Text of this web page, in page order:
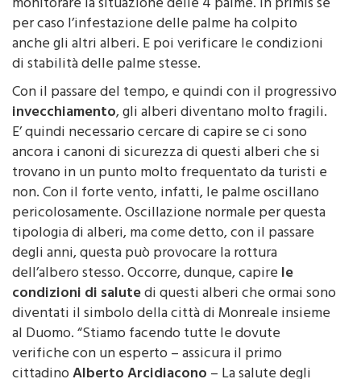
per caso l’infestazione delle palme ha colpito
anche gli altri alberi. E poi verificare le condizioni
di stabilità delle palme stesse.
Con il passare del tempo, e quindi con il progressivo
invecchiamento, gli alberi diventano molto fragili.
E’ quindi necessario cercare di capire se ci sono
ancora i canoni di sicurezza di questi alberi che si
trovano in un punto molto frequentato da turisti e
non. Con il forte vento, infatti, le palme oscillano
pericolosamente. Oscillazione normale per questa
tipologia di alberi, ma come detto, con il passare
degli anni, questa può provocare la rottura
dell’albero stesso. Occorre, dunque, capirele
condizioni di salutedi questi alberi che ormai sono
diventati il simbolo della città di Monreale insieme
al Duomo. “Stiamo facendo tutte le dovute
verifiche con un esperto – assicura il primo